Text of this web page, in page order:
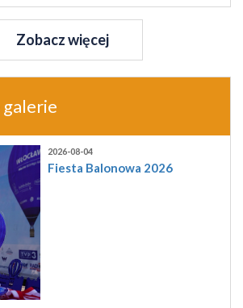
Zobacz więcej
2026-08-04
Fiesta Balonowa 2026